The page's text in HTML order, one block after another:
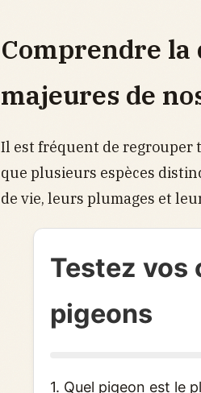
Comprendre la
majeures de
Il est fréquent de regrouper
que plusieurs espèces
de vie, leurs plumages et
Testez vos
pigeons
1. Quel pigeon est le